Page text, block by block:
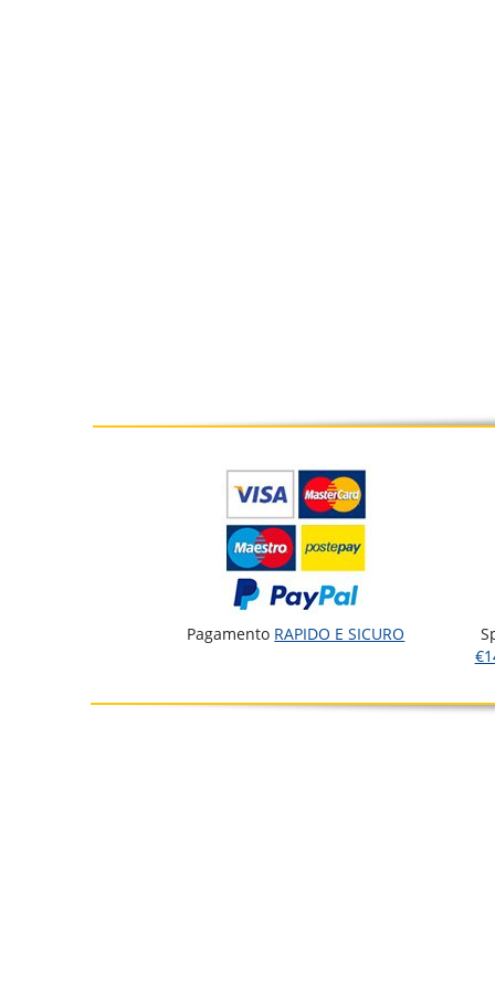
Pagamento RAPIDO E SICURO